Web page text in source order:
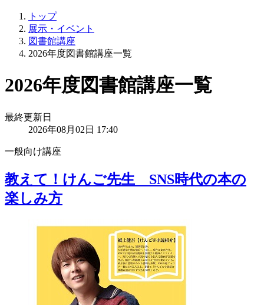
トップ
展示・イベント
図書館講座
2026年度図書館講座一覧
2026年度図書館講座一覧
最終更新日
2026年08月02日 17:40
一般向け講座
教えて！けんご先生 SNS時代の本の
楽しみ方